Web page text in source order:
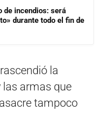
de incendios: será
durante todo el fin de
la
armas que
tampoco